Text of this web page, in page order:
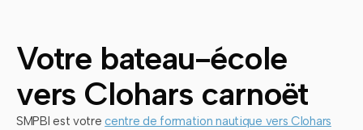
Votre bateau-école
vers Clohars carnoët
SMPBI est votrecentre de formation nautique vers Clohars